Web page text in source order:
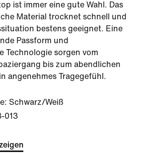
ist immer eine gute Wahl. Das
Material trocknet schnell und
bestens geeignet. Eine
Passform und
Technologie sorgen vom
bis zum abendlichen
angenehmes Tragegefühl.
Schwarz/Weiß
013